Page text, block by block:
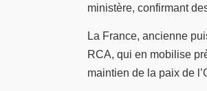
ministère, confirmant
La France, ancienne
RCA, qui en mobilise
maintien de la paix de